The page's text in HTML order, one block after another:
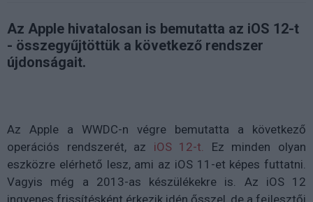
Az Apple hivatalosan is bemutatta az iOS 12-t
- összegyűjtöttük a következő rendszer
újdonságait.
Az Apple a WWDC-n végre bemutatta a következő
operációs rendszerét, az iOS 12-t.
Ez minden olyan
eszközre elérhető lesz, ami az iOS 11-et képes futtatni.
Vagyis még a 2013-as készülékekre is. Az iOS 12
ingyenes frissítésként érkezik idén ősszel, de a fejlesztői